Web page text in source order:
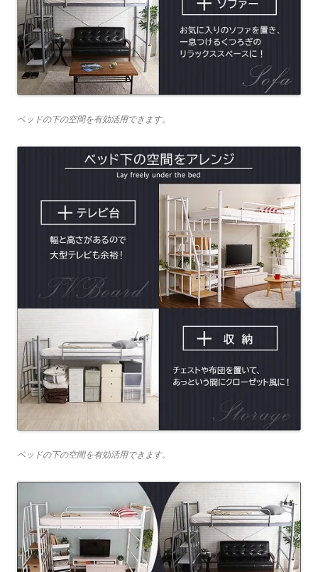
ベッドの下の空間を有効活用できます。
ベッドの下の空間を有効活用できます。